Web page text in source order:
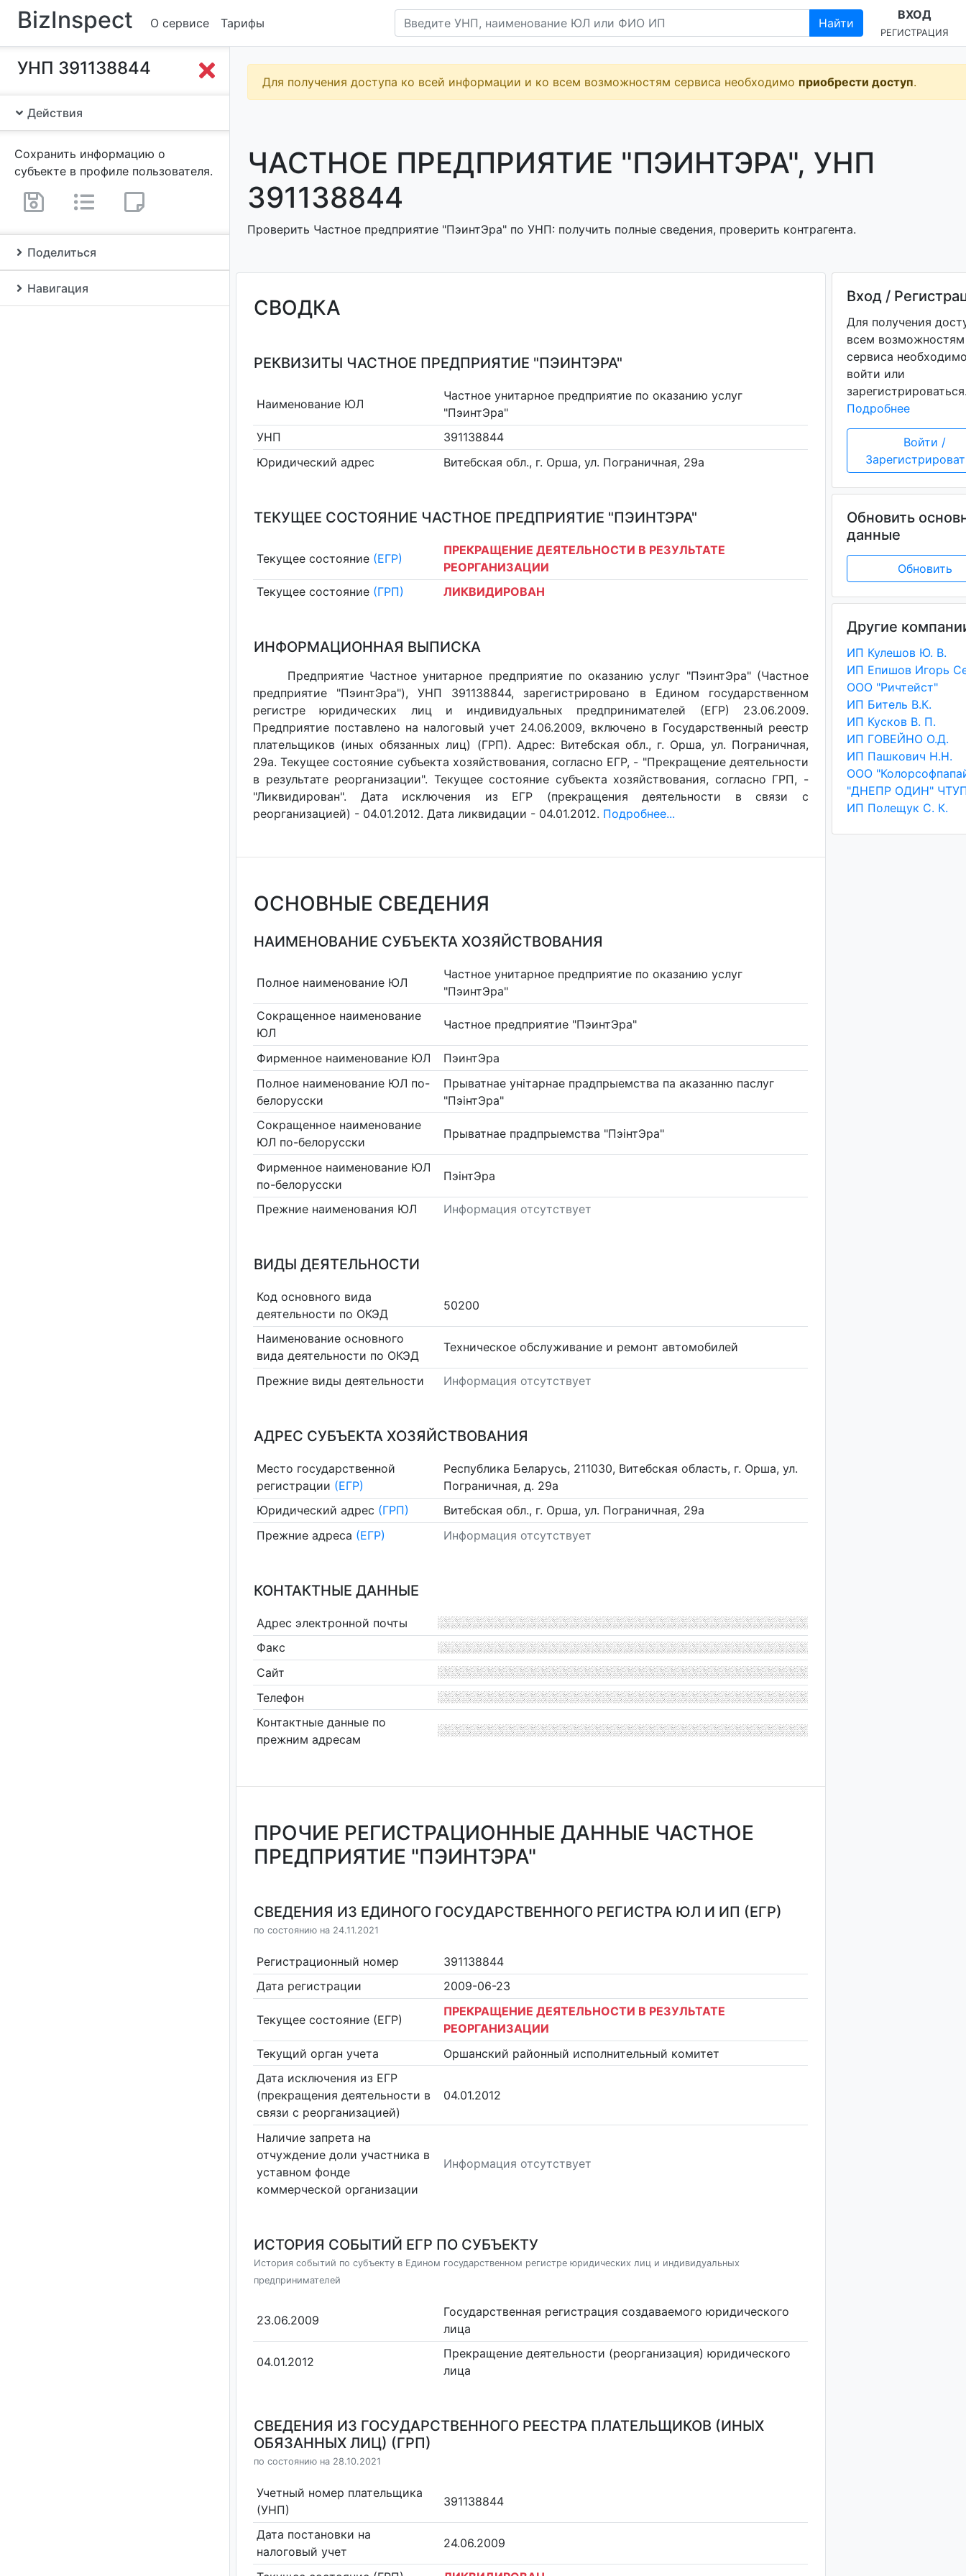
BizInspect О сервисе Тарифы Найти
ВХОД
РЕГИСТРАЦИЯ
УНП 391138844
Действия
Сохранить информацию о
субъекте в профиле пользователя.
Поделиться
Навигация
Для получения доступа ко всей информации и ко всем возможностям сервиса необходимо приобрести доступ.
ЧАСТНОЕ ПРЕДПРИЯТИЕ "ПЭИНТЭРА", УНП
391138844
Проверить Частное предприятие "ПэинтЭра" по УНП: получить полные сведения, проверить контрагента.
СВОДКА
РЕКВИЗИТЫ ЧАСТНОЕ ПРЕДПРИЯТИЕ "ПЭИНТЭРА"
Наименование ЮЛ
Частное унитарное предприятие по оказанию услуг
"ПэинтЭра"
УНП
391138844
Юридический адрес
Витебская обл., г. Орша, ул. Пограничная, 29а
ТЕКУЩЕЕ СОСТОЯНИЕ ЧАСТНОЕ ПРЕДПРИЯТИЕ "ПЭИНТЭРА"
Текущее состояние (ЕГР)
ПРЕКРАЩЕНИЕ ДЕЯТЕЛЬНОСТИ В РЕЗУЛЬТАТЕ
РЕОРГАНИЗАЦИИ
Текущее состояние (ГРП) ЛИКВИДИРОВАН
ИНФОРМАЦИОННАЯ ВЫПИСКА
Предприятие Частное унитарное предприятие по оказанию услуг "ПэинтЭра" (Частное
предприятие "ПэинтЭра"), УНП 391138844, зарегистрировано в Едином государственном
регистре юридических лиц и индивидуальных предпринимателей (ЕГР) 23.06.2009.
Предприятие поставлено на налоговый учет 24.06.2009, включено в Государственный реестр
плательщиков (иных обязанных лиц) (ГРП). Адрес: Витебская обл., г. Орша, ул. Пограничная,
29а. Текущее состояние субъекта хозяйствования, согласно ЕГР, - "Прекращение деятельности
в результате реорганизации". Текущее состояние субъекта хозяйствования, согласно ГРП, -
"Ликвидирован". Дата исключения из ЕГР (прекращения деятельности в связи с
реорганизацией) - 04.01.2012. Дата ликвидации - 04.01.2012. Подробнее...
ОСНОВНЫЕ СВЕДЕНИЯ
НАИМЕНОВАНИЕ СУБЪЕКТА ХОЗЯЙСТВОВАНИЯ
Полное наименование ЮЛ
Частное унитарное предприятие по оказанию услуг
"ПэинтЭра"
Сокращенное наименование
ЮЛ
Частное предприятие "ПэинтЭра"
Фирменное наименование ЮЛ
ПэинтЭра
Полное наименование ЮЛ по-
белорусски
Прыватнае унітарнае прадпрыемства па аказанню паслуг
"ПэінтЭра"
Сокращенное наименование
ЮЛ по-белорусски
Прыватнае прадпрыемства "ПэінтЭра"
Фирменное наименование ЮЛ
по-белорусски
ПэінтЭра
Прежние наименования ЮЛ Информация отсутствует
ВИДЫ ДЕЯТЕЛЬНОСТИ
Код основного вида
деятельности по ОКЭД
50200
Наименование основного
вида деятельности по ОКЭД
Техническое обслуживание и ремонт автомобилей
Прежние виды деятельности Информация отсутствует
АДРЕС СУБЪЕКТА ХОЗЯЙСТВОВАНИЯ
Место государственной
регистрации (ЕГР)
Республика Беларусь, 211030, Витебская область, г. Орша, ул.
Пограничная, д. 29а
Юридический адрес (ГРП)
Витебская обл., г. Орша, ул. Пограничная, 29а
Прежние адреса (ЕГР) Информация отсутствует
КОНТАКТНЫЕ ДАННЫЕ
Адрес электронной почты
Факс
Сайт
Телефон
Контактные данные по
прежним адресам
ПРОЧИЕ РЕГИСТРАЦИОННЫЕ ДАННЫЕ ЧАСТНОЕ
ПРЕДПРИЯТИЕ "ПЭИНТЭРА"
СВЕДЕНИЯ ИЗ ЕДИНОГО ГОСУДАРСТВЕННОГО РЕГИСТРА ЮЛ И ИП (ЕГР)
по состоянию на 24.11.2021
Регистрационный номер
391138844
Дата регистрации
2009-06-23
Текущее состояние (ЕГР)
ПРЕКРАЩЕНИЕ ДЕЯТЕЛЬНОСТИ В РЕЗУЛЬТАТЕ
РЕОРГАНИЗАЦИИ
Текущий орган учета
Оршанский районный исполнительный комитет
Дата исключения из ЕГР
(прекращения деятельности в
связи с реорганизацией)
04.01.2012
Наличие запрета на
отчуждение доли участника в
уставном фонде
коммерческой организации
Информация отсутствует
ИСТОРИЯ СОБЫТИЙ ЕГР ПО СУБЪЕКТУ
История событий по субъекту в Едином государственном регистре юридических лиц и индивидуальных
предпринимателей
23.06.2009
Государственная регистрация создаваемого юридического
лица
04.01.2012
Прекращение деятельности (реорганизация) юридического
лица
СВЕДЕНИЯ ИЗ ГОСУДАРСТВЕННОГО РЕЕСТРА ПЛАТЕЛЬЩИКОВ (ИНЫХ
ОБЯЗАННЫХ ЛИЦ) (ГРП)
по состоянию на 28.10.2021
Учетный номер плательщика
(УНП)
391138844
Дата постановки на
налоговый учет
24.06.2009
Вход /
Для получения
всем возможностям
сервиса
войти или
Подробнее
Войти /
Обновить
данные
Обновить
Другие
ИП Кулешов Ю. В.
ООО "Ричтейст"
ИП Битель В.К.
ИП Кусков В. П.
ИП ГОВЕЙНО О.Д.
ИП Пашкович Н.Н.
ООО
"ДНЕПР ОДИН"
ИП Полещук С. К.